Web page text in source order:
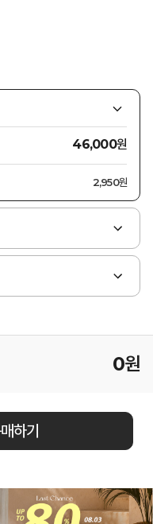
46,000원
2,950원
0원
하기